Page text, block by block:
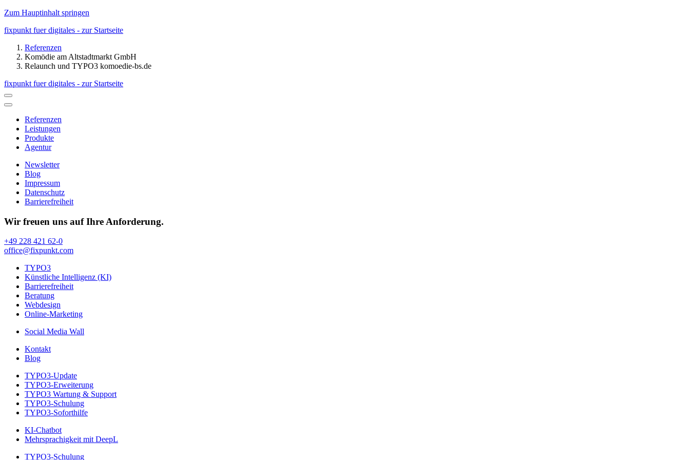
Zum Hauptinhalt springen
fixpunkt fuer digitales - zur Startseite
Referenzen
Komödie am Altstadtmarkt GmbH
Relaunch und TYPO3 komoedie-bs.de
fixpunkt fuer digitales - zur Startseite
Referenzen
Leistungen
Produkte
Agentur
Newsletter
Blog
Impressum
Datenschutz
Barrierefreiheit
Wir freuen uns auf Ihre Anforderung.
+49 228 421 62-0
office@fixpunkt.com
TYPO3
Künstliche Intelligenz (KI)
Barrierefreiheit
Beratung
Webdesign
Online-Marketing
Social Media Wall
Kontakt
Blog
TYPO3-Update
TYPO3-Erweiterung
TYPO3 Wartung & Support
TYPO3-Schulung
TYPO3-Soforthilfe
KI-Chatbot
Mehrsprachigkeit mit DeepL
TYPO3-Schulung